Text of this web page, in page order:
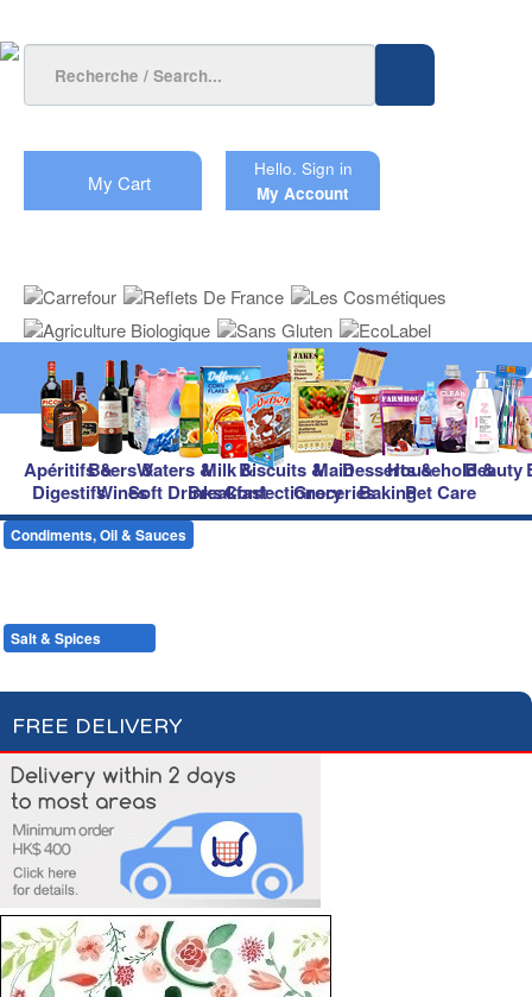
My Cart
Hello. Sign in
My Account
Apéritifs &
Digestifs
Beers &
Wines
Waters &
Soft Drinks
Milk &
Breakfast
Biscuits &
Confectionery
Main
Groceries
Desserts &
Baking
Household &
Pet Care
Beauty
Condiments, Oil & Sauces
Salt & Spices
FREE DELIVERY